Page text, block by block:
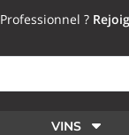
Professionnel ?
VINS